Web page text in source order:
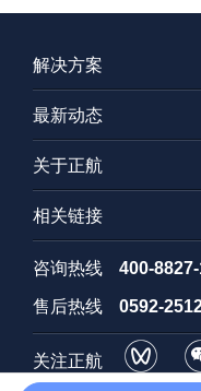
解决方案
最新动态
关于正航
相关链接
咨询热线 400-
售后热线 0592-
关注正航
视频号 订